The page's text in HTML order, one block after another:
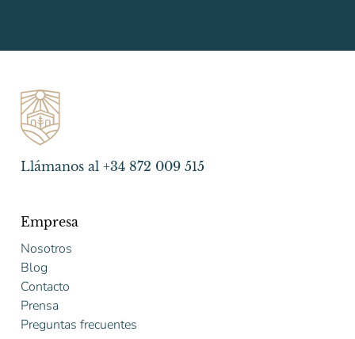
Llámanos al +34 872 009 515
Empresa
Nosotros
Blog
Contacto
Prensa
Preguntas frecuentes